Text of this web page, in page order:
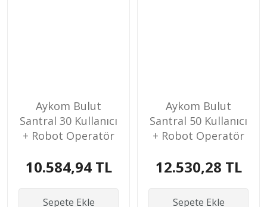
Aykom Bulut
Santral 30 Kullanıcı
+ Robot Operatör
10.584,94 TL
Sepete Ekle
Aykom Bulut
Santral 50 Kullanıcı
+ Robot Operatör
12.530,28 TL
Sepete Ekle